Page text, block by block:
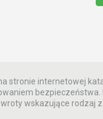
stronie internetowej
wskazujące